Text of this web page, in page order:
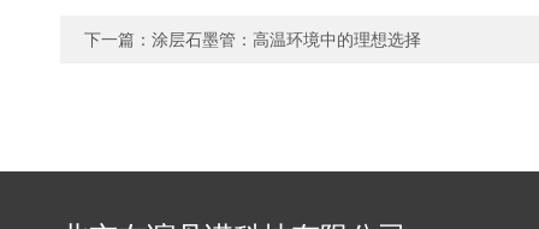
下一篇： 涂层石墨管：高温环境中的理想选择